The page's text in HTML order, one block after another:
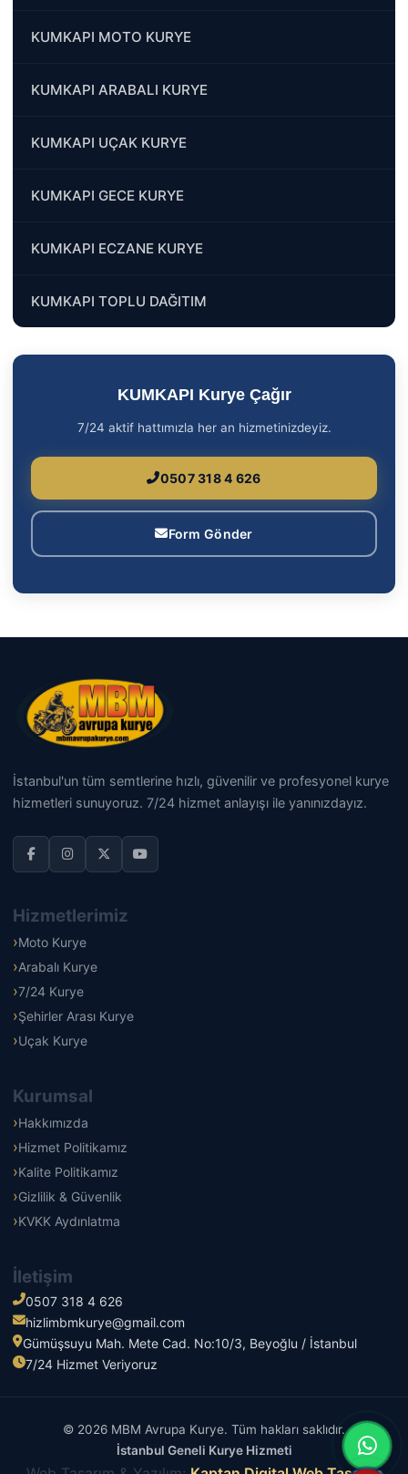
KUMKAPI MOTO KURYE
KUMKAPI ARABALI KURYE
KUMKAPI UÇAK KURYE
KUMKAPI GECE KURYE
KUMKAPI ECZANE KURYE
KUMKAPI TOPLU DAĞITIM
KUMKAPI Kurye Çağır
7/24 aktif hattımızla her an hizmetinizdeyiz.
0507 318 4 626
Form Gönder
İstanbul'un tüm semtlerine hızlı, güvenilir ve profesyonel kurye
hizmetleri sunuyoruz. 7/24 hizmet anlayışı ile yanınızdayız.
Hizmetlerimiz
Moto Kurye
Arabalı Kurye
7/24 Kurye
Şehirler Arası Kurye
Uçak Kurye
Kurumsal
Hakkımızda
Hizmet Politikamız
Kalite Politikamız
Gizlilik & Güvenlik
KVKK Aydınlatma
İletişim
0507 318 4 626
hizlimbmkurye@gmail.com
Gümüşsuyu Mah. Mete Cad. No:10/3, Beyoğlu / İstanbul
7/24 Hizmet Veriyoruz
© 2026 MBM Avrupa Kurye. Tüm hakları saklıdır.
İstanbul Geneli Kurye Hizmeti